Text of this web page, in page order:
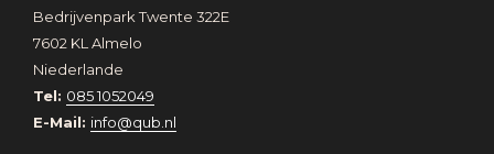
Bedrijvenpark Twente 322E
7602 KL Almelo
Niederlande
Tel: 085 1052049
E-Mail: info@qub.nl